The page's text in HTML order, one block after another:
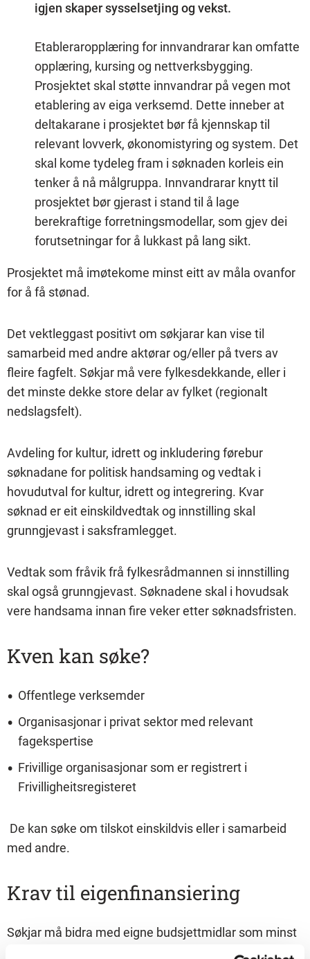
igjen skaper sysselsetjing og vekst.
Etableraropplæring for innvandrarar kan omfatte
opplæring, kursing og nettverksbygging.
Prosjektet skal støtte innvandrar på vegen mot
etablering av eiga verksemd. Dette inneber at
deltakarane i prosjektet bør få kjennskap til
relevant lovverk, økonomistyring og system. Det
skal kome tydeleg fram i søknaden korleis ein
tenker å nå målgruppa. Innvandrarar knytt til
prosjektet bør gjerast i stand til å lage
berekraftige forretningsmodellar, som gjev dei
forutsetningar for å lukkast på lang sikt.
Prosjektet må imøtekome minst eitt av måla ovanfor
for å få stønad.
Det vektleggast positivt om søkjarar kan vise til
samarbeid med andre aktørar og/eller på tvers av
fleire fagfelt. Søkjar må vere fylkesdekkande, eller i
det minste dekke store delar av fylket (regionalt
nedslagsfelt).
Avdeling for kultur, idrett og inkludering førebur
søknadane for politisk handsaming og vedtak i
hovudutval for kultur, idrett og integrering. Kvar
søknad er eit einskildvedtak og innstilling skal
grunngjevast i saksframlegget.
Vedtak som fråvik frå fylkesrådmannen si innstilling
skal også grunngjevast. Søknadene skal i hovudsak
vere handsama innan fire veker etter søknadsfristen.
Kven kan søke?
Offentlege verksemder
Organisasjonar i privat sektor med relevant
fagekspertise
Frivillige organisasjonar som er registrert i
Frivilligheitsregisteret
De kan søke om tilskot einskildvis eller i samarbeid
med andre.
Krav til eigenfinansiering
Søkjar må bidra med eigne budsjettmidlar som minst
svarar til søknadsbeløpet. Eigenfinansieringa kan vere